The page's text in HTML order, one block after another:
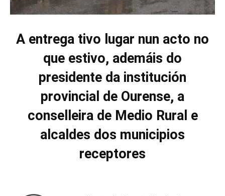
A entrega tivo lugar nun acto no
que estivo, ademáis do
presidente da institución
provincial de Ourense, a
conselleira de Medio Rural e
alcaldes dos municipios
receptores